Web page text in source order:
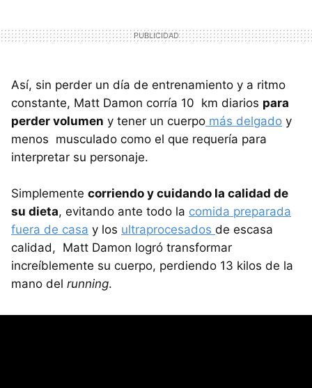
Así, sin perder un día de entrenamiento y a ritmo
constante, Matt Damon corría 10 km diarios para
perder volumen y tener un cuerpo más delgado y
menos musculado como el que requería para
interpretar su personaje.
Simplemente corriendo y cuidando la calidad de
su dieta, evitando ante todo la comida preparada
fuera de casa y los ultraprocesados de escasa
calidad, Matt Damon logró transformar
increíblemente su cuerpo, perdiendo 13 kilos de la
mano del running.